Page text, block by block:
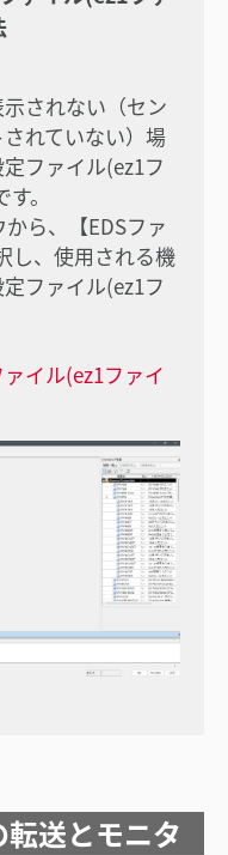
されない（セン
れていない）場
ファイル(ez1フ
。
ら、【EDSファ
し、使用される機
ファイル(ez1フ
イル(ez1ファイ
送とモニタ